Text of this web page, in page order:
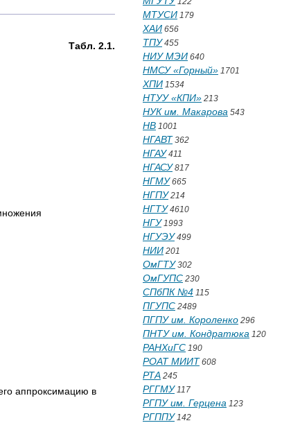
Табл. 2.1.
аппроксимацию в
МТУСИ 179
ХАИ 656
ТПУ455
НИУ МЭИ 640
НМСУ «Горный» 1701
ХПИ 1534
НТУУ «КПИ» 213
НУК им. Макарова 543
НВ 1001
НГАВТ 362
НГАУ411
НГАСУ817
НГМУ665
НГПУ214
НГТУ4610
НГУ1993
НГУЭУ499
НИИ 201
ОмГТУ302
ОмГУПС 230
СПбПК №4 115
ПГУПС 2489
ПГПУ им. Короленко 296
ПНТУ им. Кондратюка 120
РАНХиГС 190
РОАТ МИИТ 608
РТА 245
РГГМУ117
РГПУ им. Герцена 123
РГППУ142